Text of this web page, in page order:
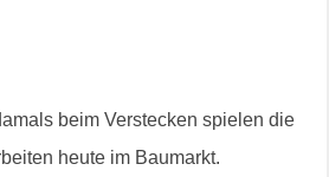
beim Verstecken spielen die
heute im Baumarkt.